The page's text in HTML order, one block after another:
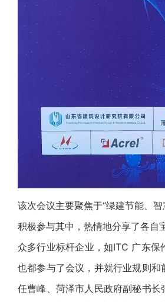
该次会议主要聚焦于“绿建节能、
积极参与其中，热情地分享了各自
众多行业标杆企业，如ITC 广东
也都参与了会议，并就行业规则
任曹峰、菏泽市人民政府副秘书